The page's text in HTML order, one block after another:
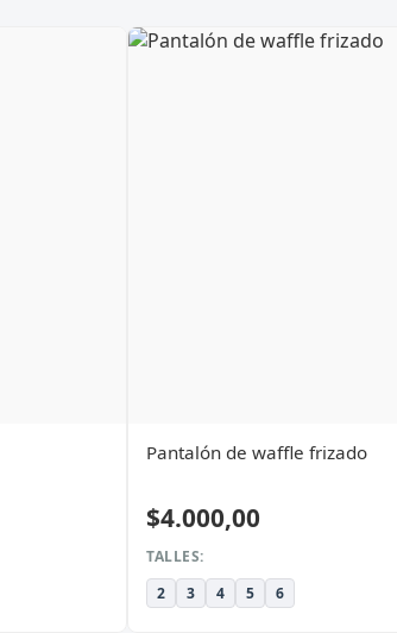
Pantalón de waffle frizado
$4.000,00
TALLES:
2
3 4 5 6